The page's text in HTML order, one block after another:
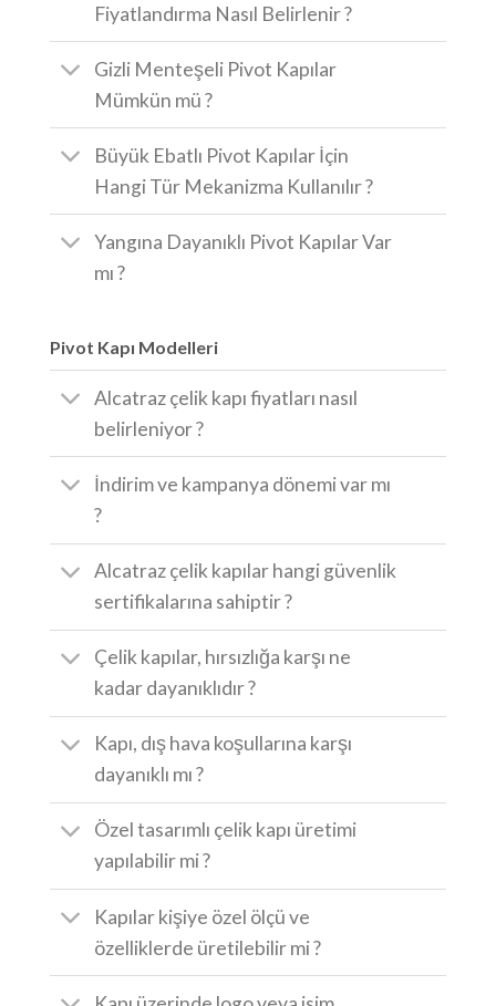
Fiyatlandırma Nasıl Belirlenir ?
Gizli Menteşeli Pivot Kapılar
Mümkün mü ?
Büyük Ebatlı Pivot Kapılar İçin
Hangi Tür Mekanizma Kullanılır ?
Yangına Dayanıklı Pivot Kapılar Var
mı ?
Pivot Kapı Modelleri
Alcatraz çelik kapı fiyatları nasıl
belirleniyor ?
İndirim ve kampanya dönemi var mı
?
Alcatraz çelik kapılar hangi güvenlik
sertifikalarına sahiptir ?
Çelik kapılar, hırsızlığa karşı ne
kadar dayanıklıdır ?
Kapı, dış hava koşullarına karşı
dayanıklı mı ?
Özel tasarımlı çelik kapı üretimi
yapılabilir mi ?
Kapılar kişiye özel ölçü ve
özelliklerde üretilebilir mi ?